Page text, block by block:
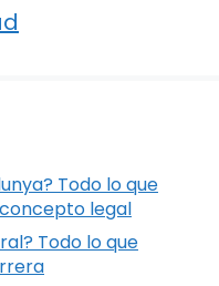
Todo lo que
legal
Todo lo que